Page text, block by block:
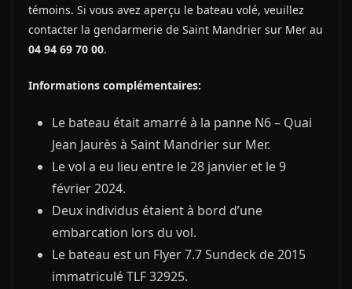
témoins. Si vous avez aperçu le bateau volé, veuillez
contacter la gendarmerie de Saint Mandrier sur Mer au
04 94 69 70 00.
Informations complémentaires:
Le bateau était amarré à la panne N6 – Quai
Jean Jaurès à Saint Mandrier sur Mer.
Le vol a eu lieu entre le 28 janvier et le 9
février 2024.
Deux individus étaient à bord d’une
embarcation lors du vol.
Le bateau est un Flyer 7.7 Sundeck de 2015
immatriculé TLF 32925.